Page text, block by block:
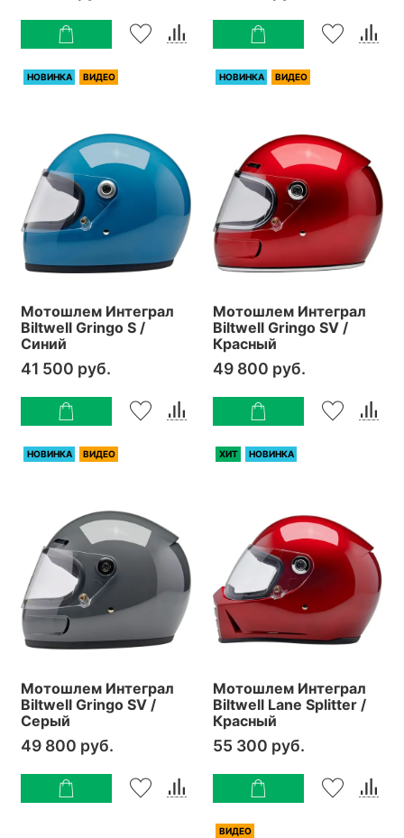
НОВИНКА ВИДЕО
Мотошлем Интеграл
Biltwell Gringo S /
Синий
41 500 руб.
НОВИНКА ВИДЕО
Мотошлем Интеграл
Biltwell Gringo SV /
Красный
49 800 руб.
НОВИНКА ВИДЕО
Мотошлем Интеграл
Biltwell Gringo SV /
Серый
49 800 руб.
ХИТ НОВИНКА
Мотошлем Интеграл
Biltwell Lane Splitter /
Красный
55 300 руб.
ВИДЕО